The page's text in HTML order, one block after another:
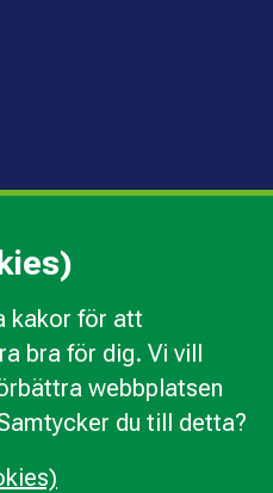
kakor för att
bra för dig. Vi vill
webbplatsen
du till detta?